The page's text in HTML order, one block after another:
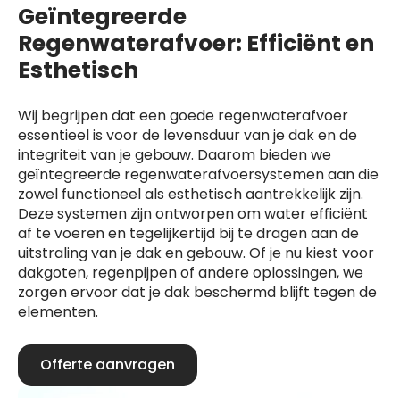
Geïntegreerde
Regenwaterafvoer: Efficiënt en
Esthetisch
Wij begrijpen dat een goede regenwaterafvoer
essentieel is voor de levensduur van je dak en de
integriteit van je gebouw. Daarom bieden we
geïntegreerde regenwaterafvoersystemen aan die
zowel functioneel als esthetisch aantrekkelijk zijn.
Deze systemen zijn ontworpen om water efficiënt
af te voeren en tegelijkertijd bij te dragen aan de
uitstraling van je dak en gebouw. Of je nu kiest voor
dakgoten, regenpijpen of andere oplossingen, we
zorgen ervoor dat je dak beschermd blijft tegen de
elementen.
Offerte aanvragen